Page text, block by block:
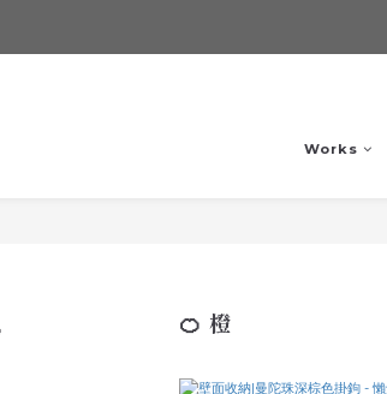
Works
🍊 橙